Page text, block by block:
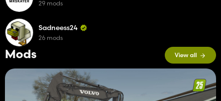
Mods View all
29 mods
Sadneess24
26 mods